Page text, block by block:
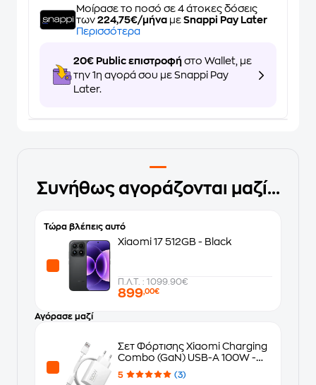
Μοίρασε το ποσό σε 4 άτοκες δόσεις
των 224,75€/μήνα με Snappi Pay Later
Περισσότερα
20€ Public επιστροφή στο Wallet, με
την 1η αγορά σου με Snappi Pay
Later.
Συνήθως αγοράζονται μαζί...
Τώρα βλέπεις αυτό
Xiaomi 17 512GB - Black
Π.Λ.Τ. : 1099.90€
899,00€
Αγόρασε μαζί
Σετ Φόρτισης Xiaomi Charging
Combo (GaN) USB-A 100W -
White
5 (3)